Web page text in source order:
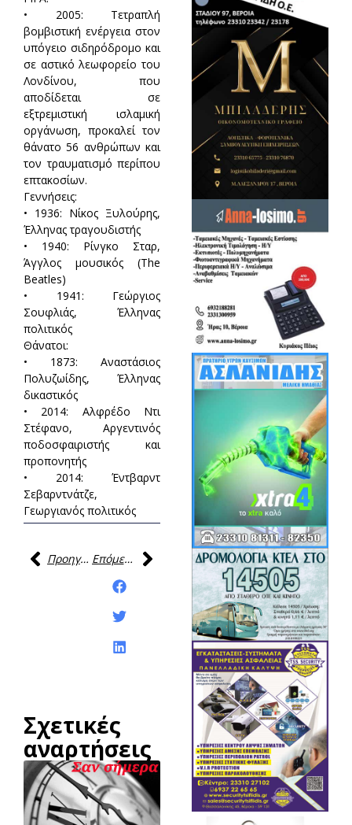
• 2005: Τετραπλή
βομβιστική ενέργεια στον
υπόγειο σιδηρόδρομο και
σε αστικό λεωφορείο του
Λονδίνου, που
αποδίδεται σε
εξτρεμιστική ισλαμική
οργάνωση, προκαλεί τον
θάνατο 56 ανθρώπων και
τον τραυματισμό περίπου
επτακοσίων.
Γεννήσεις:
• 1936: Νίκος Ξυλούρης,
Έλληνας τραγουδιστής
• 1940: Ρίνγκο Σταρ,
Άγγλος μουσικός (The
Beatles)
• 1941: Γεώργιος
Σουφλιάς, Έλληνας
πολιτικός
Θάνατοι:
• 1873: Αναστάσιος
Πολυζωίδης, Έλληνας
δικαστικός
• 2014: Αλφρέδο Ντι
Στέφανο, Αργεντινός
ποδοσφαιριστής και
προπονητής
• 2014: Έντβαρντ
Σεβαρντνάτζε,
Γεωργιανός πολιτικός
Προηγούμενη
Επόμενη
Σχετικές
αναρτήσεις